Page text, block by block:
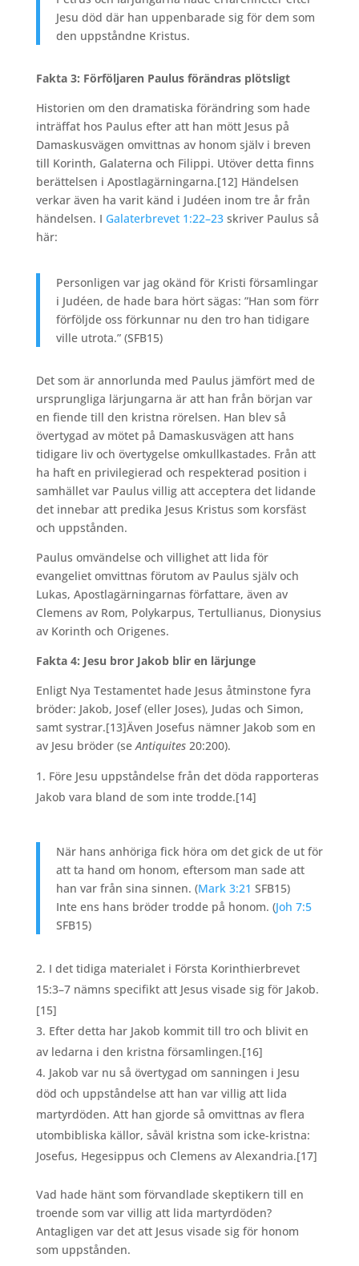
Jesu död där han uppenbarade sig för dem som
den uppståndne Kristus.
Fakta 3: Förföljaren Paulus förändras plötsligt
Historien om den dramatiska förändring som hade
inträffat hos Paulus efter att han mött Jesus på
Damaskusvägen omvittnas av honom själv i breven
till Korinth, Galaterna och Filippi. Utöver detta finns
berättelsen i Apostlagärningarna.[12] Händelsen
verkar även ha varit känd i Judéen inom tre år från
händelsen. I Galaterbrevet 1:22–23skriver Paulus så
här:
Personligen var jag okänd för Kristi församlingar
i Judéen, de hade bara hört sägas: ”Han som förr
förföljde oss förkunnar nu den tro han tidigare
ville utrota.” (SFB15)
Det som är annorlunda med Paulus jämfört med de
ursprungliga lärjungarna är att han från början var
en fiende till den kristna rörelsen. Han blev så
övertygad av mötet på Damaskusvägen att hans
tidigare liv och övertygelse omkullkastades. Från att
ha haft en privilegierad och respekterad position i
samhället var Paulus villig att acceptera det lidande
det innebar att predika Jesus Kristus som korsfäst
och uppstånden.
Paulus omvändelse och villighet att lida för
evangeliet omvittnas förutom av Paulus själv och
Lukas, Apostlagärningarnas författare, även av
Clemens av Rom, Polykarpus, Tertullianus, Dionysius
av Korinth och Origenes.
Fakta 4: Jesu bror Jakob blir en lärjunge
Enligt Nya Testamentet hade Jesus åtminstone fyra
bröder: Jakob, Josef (eller Joses), Judas och Simon,
samt systrar.[13]Även Josefus nämner Jakob som en
av Jesu bröder (seAntiquites20:200).
Före Jesu uppståndelse från det döda rapporteras
Jakob vara bland de som inte trodde.[14]
När hans anhöriga fick höra om det gick de ut för
att ta hand om honom, eftersom man sade att
han var från sina sinnen. (Mark 3:21 SFB15)
Inte ens hans bröder trodde på honom. (Joh 7:5
SFB15)
I det tidiga materialet i Första Korinthierbrevet
15:3–7 nämns specifikt att Jesus visade sig för Jakob.
[15]
Efter detta har Jakob kommit till tro och blivit en
av ledarna i den kristna församlingen.[16]
Jakob var nu så övertygad om sanningen i Jesu
död och uppståndelse att han var villig att lida
martyrdöden. Att han gjorde så omvittnas av flera
utombibliska källor, såväl kristna som icke-kristna:
Josefus, Hegesippus och Clemens av Alexandria.[17]
Vad hade hänt som förvandlade skeptikern till en
troende som var villig att lida martyrdöden?
Antagligen var det att Jesus visade sig för honom
som uppstånden.